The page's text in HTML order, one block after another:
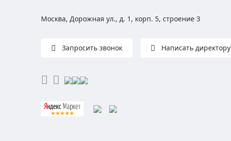
Москва, Дорожная ул., д. 1, корп. 5, строение 3
Запросить звонок Написать директору